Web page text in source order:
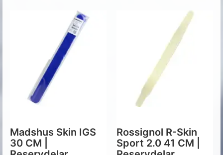
Madshus Skin IGS
30 CM |
Rossignol R-Skin
Sport 2.0 41 CM |